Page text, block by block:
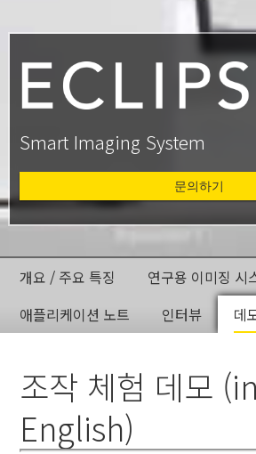
Smart Imaging System
문의하기
개요 / 주요 특징 연구용 이미징 시
애플리케이션 노트
인터뷰 데
조작 체험 데모 (in
English)